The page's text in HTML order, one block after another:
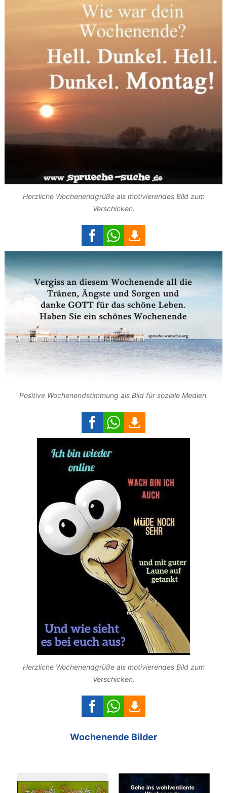
Herzliche Wochenendgrüße als motivierendes Bild zum
Verschicken.
Positive Wochenendstimmung als Bild für soziale Medien.
Herzliche Wochenendgrüße als motivierendes Bild zum
Verschicken.
Wochenende Bilder